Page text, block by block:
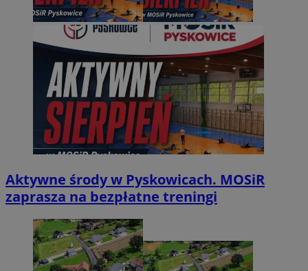
Aktywne środy w Pyskowicach. MOSiR
zaprasza na bezpłatne treningi